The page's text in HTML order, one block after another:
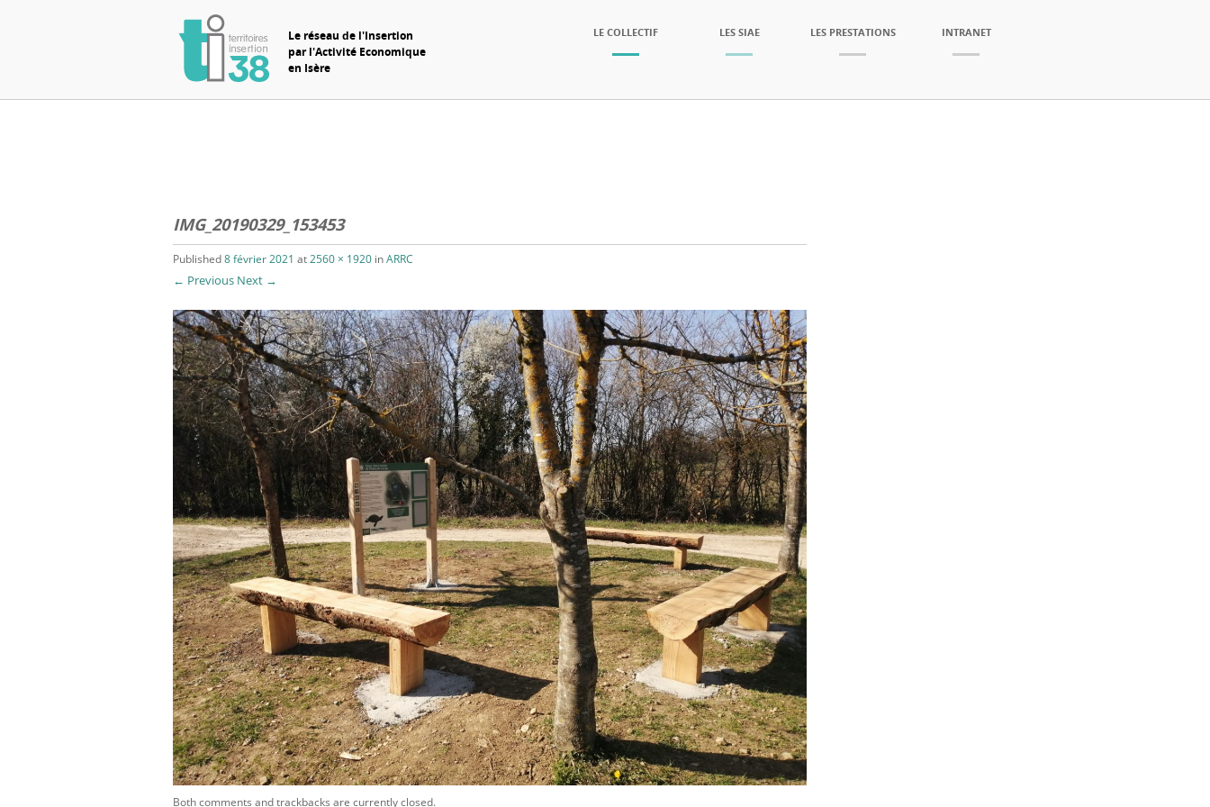
Le réseau de l'Insertion
par l'Activité Economique
en Isère
LE COLLECTIF LES SIAE LES PRESTATIONS INTRANET
IMG_20190329_153453
Published8 février 2021 at2560 × 1920 inARRC
← Previous Next →
Both comments and trackbacks are currently closed.